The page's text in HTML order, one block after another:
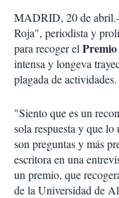
MADRID, 20 de abril.-
Roja", periodista y
para recoger el
intensa y longeva
plagada de actividades.
"Siento que es un
sola respuesta y que
son preguntas y más
escritora en una
un premio, que
de la Universidad de